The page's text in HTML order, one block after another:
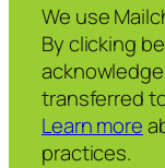
We use
By clicking
transferred
Learn more
practices.